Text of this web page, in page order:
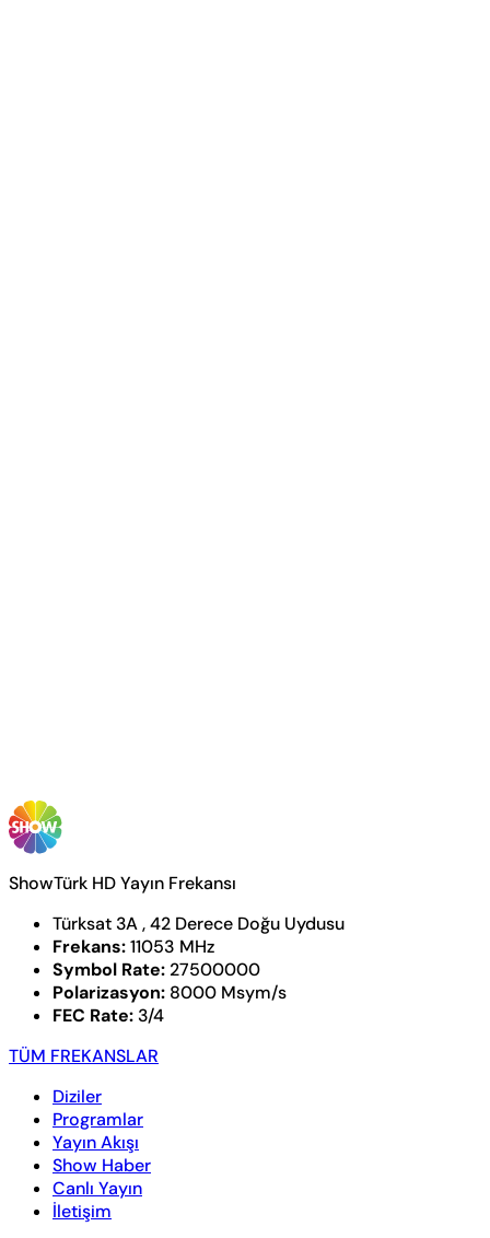
ShowTürk HD Yayın Frekansı
Türksat 3A , 42 Derece Doğu Uydusu
Frekans:11053 MHz
Symbol Rate: 27500000
Polarizasyon: 8000 Msym/s
FEC Rate: 3/4
TÜM FREKANSLAR
Diziler
Programlar
Yayın Akışı
Show Haber
Canlı Yayın
İletişim